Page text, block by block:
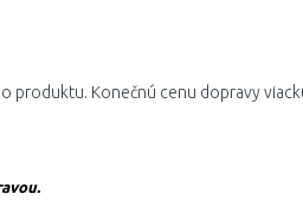
produktu. Konečnú cenu dopravy